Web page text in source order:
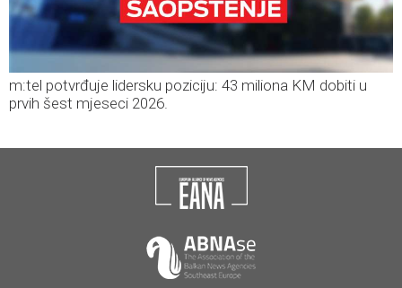
m:tel potvrđuje lidersku poziciju: 43 miliona KM dobiti u
prvih šest mjeseci 2026.